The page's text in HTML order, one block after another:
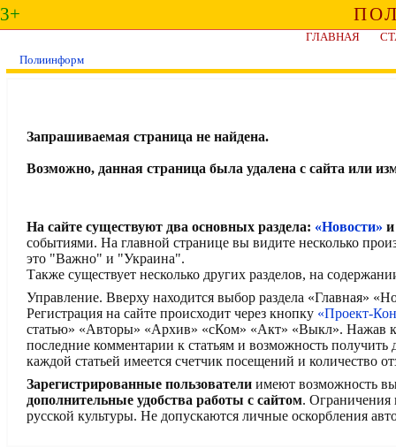
3+
ГЛАВНАЯ
Полиинформ
Запрашиваемая страница не найдена.
Возможно, данная страница была удалена с сайта или
На сайте существуют два основных раздела: «Новости»
событиями. На главной странице вы видите несколько
это "Важно" и "Украина".
Также существует несколько других разделов, на
Управление. Вверху находится выбор раздела «Главная»
Регистрация на сайте происходит через кнопку «Проект-
статью» «Авторы» «Архив» «сКом» «Акт» «Выкл». Нажав
последние комментарии к статьям и возможность
каждой статьей имеется счетчик посещений и количество
Зарегистрированные пользователи имеют возможность
дополнительные удобства работы с сайтом.
русской культуры. Не допускаются личные оскорбления